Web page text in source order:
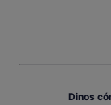
Dinos